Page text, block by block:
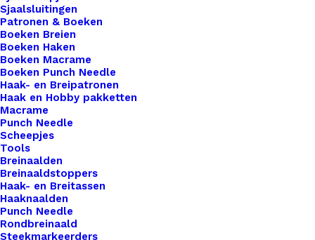
Sjaalsluitingen
Patronen & Boeken
Boeken Breien
Boeken Haken
Boeken Macrame
Boeken Punch Needle
Haak- en Breipatronen
Haak en Hobby pakketten
Macrame
Punch Needle
Scheepjes
Tools
Breinaalden
Breinaaldstoppers
Haak- en Breitassen
Haaknaalden
Punch Needle
Rondbreinaald
Steekmarkeerders
Kids
XL
Maat
34-
35
aantal
Toevoegen aan verlanglijst
Artikelnummer
Categorie
Binnen 1-3 werkdagen verzonden
Veilig betalen
Unieke en kwaliteitsproducten